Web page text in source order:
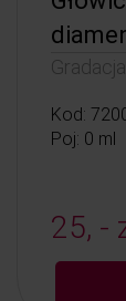
Kod:
Poj: 0 ml
25, -